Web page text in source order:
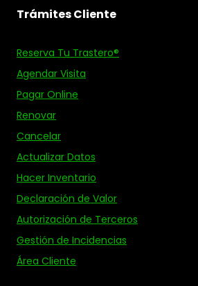
Trámites Cliente
Reserva Tu Trastero®
Agendar Visita
Pagar Online
Renovar
Cancelar
Actualizar Datos
Hacer Inventario
Declaración de Valor
Autorización de Terceros
Gestión de Incidencias
Área Cliente